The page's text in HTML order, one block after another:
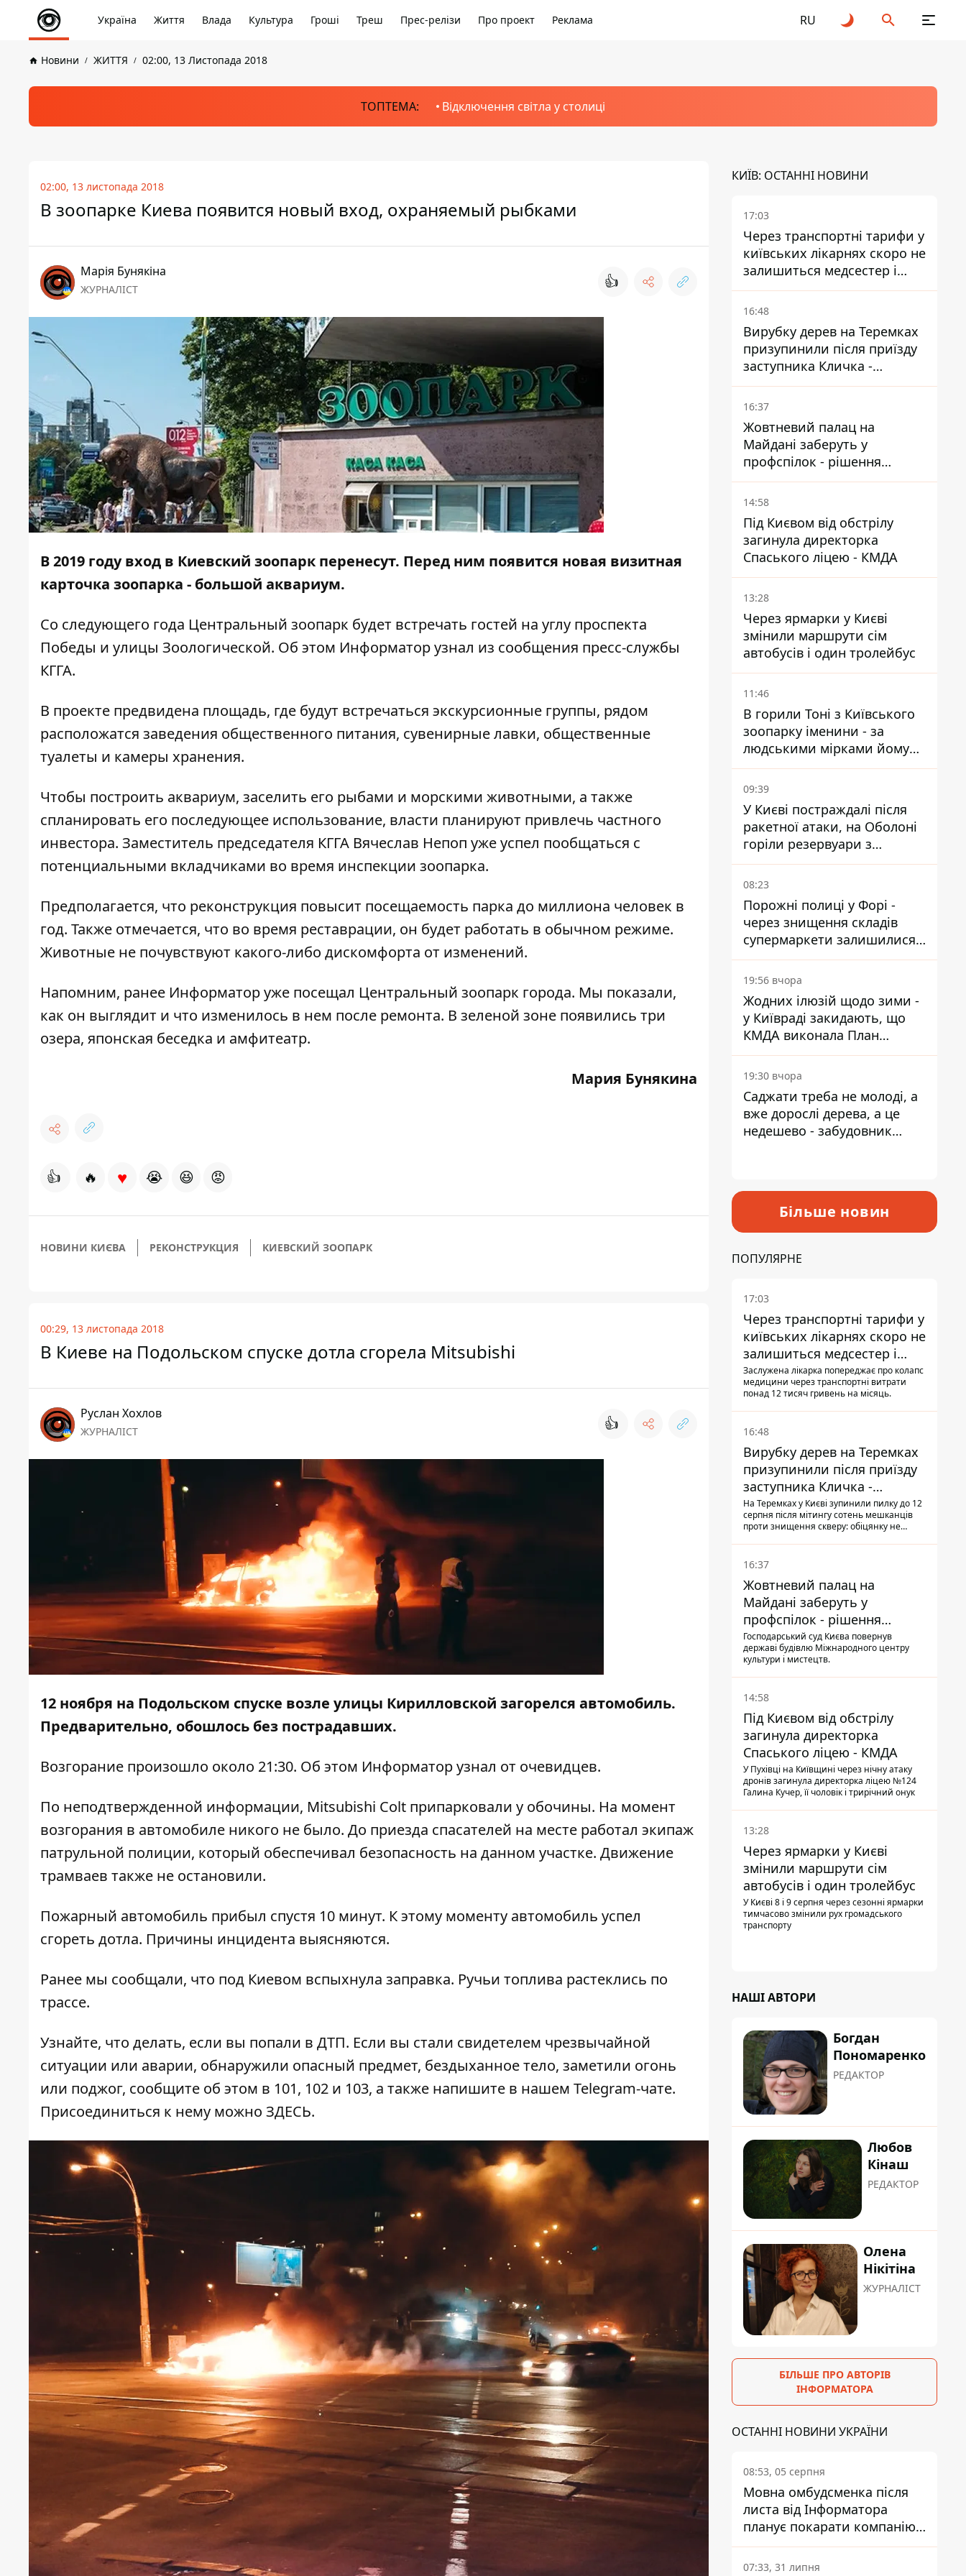
Україна Життя Влада Культура Гроші Треш Прес-релізи Про проект Реклама RU
Новини ЖИТТЯ 02:00, 13 Листопада 2018
ТОПТЕМА: Відключення світла у столиці
02:00, 13 листопада 2018
В зоопарке Киева появится новый вход, охраняемый рыбками
Марія Бунякіна
ЖУРНАЛІСТ 👍
В 2019 году вход в Киевский зоопарк перенесут. Перед ним появится новая визитная
карточка зоопарка - большой аквариум.
Со следующего года Центральный зоопарк будет встречать гостей на углу проспекта
Победы и улицы Зоологической. Об этом Информаторузнал из сообщения пресс-службы
КГГА.
В проекте предвидена площадь, где будут встречаться экскурсионные группы, рядом
расположатся заведения общественного питания, сувенирные лавки, общественные
туалеты и камеры хранения.
Чтобы построить аквариум, заселить его рыбами и морскими животными, а также
спланировать его последующее использование, власти планируют привлечь частного
инвестора. Заместитель председателя КГГА Вячеслав Непоп уже успел пообщаться с
потенциальными вкладчиками во время инспекции зоопарка.
Предполагается, что реконструкция повысит посещаемость парка до миллиона человек в
год. Также отмечается, что во время реставрации, он будет работать в обычном режиме.
Животные не почувствуют какого-либо дискомфорта от изменений.
Напомним, ранее Информатор уже посещал Центральный зоопарк города. Мы показали,
как он выглядит и что изменилось в нем после ремонта. В зеленой зоне появились три
озера, японская беседка и амфитеатр.
Мария Бунякина
👍 🔥 ♥ 😭 😆 😡
НОВИНИ КИЄВА РЕКОНСТРУКЦИЯ КИЕВСКИЙ ЗООПАРК
00:29, 13 листопада 2018
В Киеве на Подольском спуске дотла сгорела Mitsubishi
Руслан Хохлов
ЖУРНАЛІСТ 👍
12 ноября на Подольском спуске возле улицы Кирилловской загорелся автомобиль.
Предварительно, обошлось без пострадавших.
Возгорание произошло около 21:30. Об этом Информаторузнал от очевидцев.
По неподтвержденной информации, Mitsubishi Colt припарковали у обочины. На момент
возгорания в автомобиле никого не было. До приезда спасателей на месте работал экипаж
патрульной полиции, который обеспечивал безопасность на данном участке. Движение
трамваев также не остановили.
Пожарный автомобиль прибыл спустя 10 минут. К этому моменту автомобиль успел
сгореть дотла. Причины инцидента выясняются.
Ранее мы сообщали, что под Киевом вспыхнула заправка. Ручьи топлива растеклись по
трассе.
Узнайте, что делать, если вы попали в ДТП. Если вы стали свидетелем чрезвычайной
ситуации или аварии, обнаружили опасный предмет, бездыханное тело, заметили огонь
или поджог, сообщите об этом в 101, 102 и 103, а также напишите в нашем Telegram-чате.
Присоединиться к нему можно ЗДЕСЬ.
КИЇВ: ОСТАННІ НОВИНИ
17:03
Через транспортні тарифи у
київських лікарнях скоро не
залишиться медсестер і
санітарок - професор
Голубовська
16:48
Вирубку дерев на Теремках
призупинили після приїзду
заступника Кличка -
почався діалог
16:37
Жовтневий палац на
Майдані заберуть у
профспілок - рішення
Господарського суду
14:58
Під Києвом від обстрілу
загинула директорка
Спаського ліцею - КМДА
13:28
Через ярмарки у Києві
змінили маршрути сім
автобусів і один тролейбус
11:46
В горили Тоні з Київського
зоопарку іменини - за
людськими мірками йому
вже понад 90 років
09:39
У Києві постраждалі після
ракетної атаки, на Оболоні
горіли резервуари з
паливом
08:23
Порожні полиці у Форі -
через знищення складів
супермаркети залишилися
без асортименту
19:56 вчора
Жодних ілюзій щодо зими -
у Київраді закидають, що
КМДА виконала План
стійкості на 20%
19:30 вчора
Саджати треба не молоді, а
вже дорослі дерева, а це
недешево - забудовник
Більше новин
ПОПУЛЯРНЕ
17:03
Через транспортні тарифи у
київських лікарнях скоро не
залишиться медсестер і
санітарок - професор
Голубовська
Заслужена лікарка попереджає про колапс
медицини через транспортні витрати
понад 12 тисяч гривень на місяць.
16:48
Вирубку дерев на Теремках
призупинили після приїзду
заступника Кличка -
почався діалог
На Теремках у Києві зупинили пилку до 12
серпня після мітингу сотень мешканців
проти знищення скверу: обіцянку не
прибув налагодити комунікацію
16:37
Жовтневий палац на
Майдані заберуть у
профспілок - рішення
Господарського суду
Господарський суд Києва повернув
державі будівлю Міжнародного центру
культури і мистецтв.
14:58
Під Києвом від обстрілу
загинула директорка
Спаського ліцею - КМДА
У Пухівці на Київщині через нічну атаку
дронів загинула директорка ліцею №124
Галина Кучер, її чоловік і трирічний онук
13:28
Через ярмарки у Києві
змінили маршрути сім
автобусів і один тролейбус
У Києві 8 і 9 серпня через сезонні ярмарки
тимчасово змінили рух громадського
транспорту
НАШІ АВТОРИ
Богдан
Пономаренко
РЕДАКТОР
Любов
Кінаш
РЕДАКТОР
Олена
Нікітіна
ЖУРНАЛІСТ
БІЛЬШЕ ПРО АВТОРІВ
ІНФОРМАТОРА
ОСТАННІ НОВИНИ УКРАЇНИ
08:53, 05 серпня
Мовна омбудсменка після
листа від Інформатора
планує покарати компанію-
підрядника ПриватБанку
07:33, 31 липня